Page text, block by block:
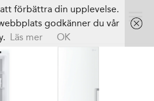
förbättra din upplevelse.
godkänner du vår
Läs mer OK